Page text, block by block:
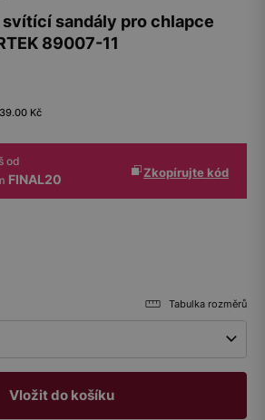
sandály pro chlapce
89007-11
Kč
od
FINAL20 Zkopírujte kód
Tabulka rozměrů
Vložit do košíku